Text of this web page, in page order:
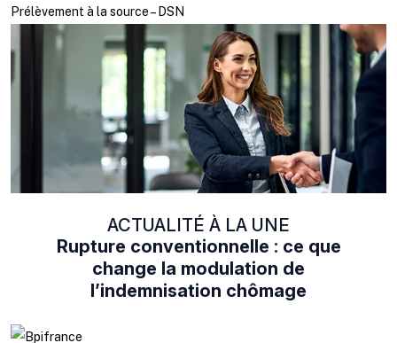
Prélèvement à la source – DSN
ACTUALITÉ À LA UNE
Rupture conventionnelle : ce que
change la modulation de
l’indemnisation chômage